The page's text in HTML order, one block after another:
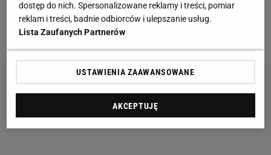
Lewandowski, Fabiański i Grosicki
dostęp do nich. Spersonalizowane reklamy i treści, pomiar
reklam i treści, badnie odbiorców i ulepszanie usług.
Lista Zaufanych Partnerów
USTAWIENIA ZAAWANSOWANE
AKCEPTUJĘ